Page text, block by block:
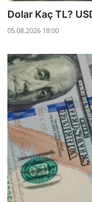
Dolar Kaç TL?
05.08.2026 18:00